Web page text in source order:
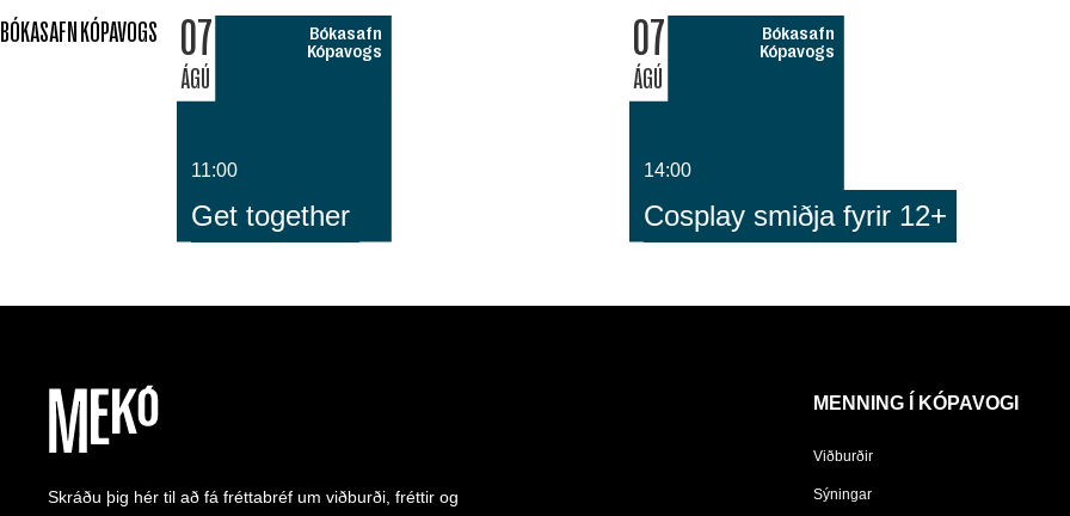
BÓKASAFN KÓPAVOGS 07
ÁGÚ
Bókasafn
Kópavogs
11:00
Get together
07
ÁGÚ
Bókasafn
Kópavogs
14:00
Cosplay smiðja fyrir 12+
Skráðu þig hér til að fá fréttabréf um viðburði, fréttir og
MENNING Í KÓPAVOGI
Viðburðir
Sýningar